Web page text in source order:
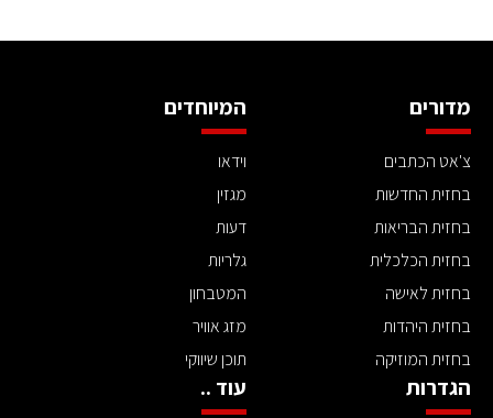
מדורים
צ'אט הכתבים
בחזית החדשות
בחזית הבריאות
בחזית הכלכלית
בחזית לאישה
בחזית היהדות
בחזית המוזיקה
המיוחדים
וידאו
מגזין
דעות
גלריות
המטבחון
מזג אוויר
תוכן שיווקי
הגדרות עוד ..